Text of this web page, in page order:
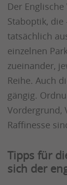
Der
Staboptik, die
tatsächlich
einzelnen
zueinander,
Reihe. Auch
gängig.
Vordergrund,
Raffinesse
Tipps für
sich der